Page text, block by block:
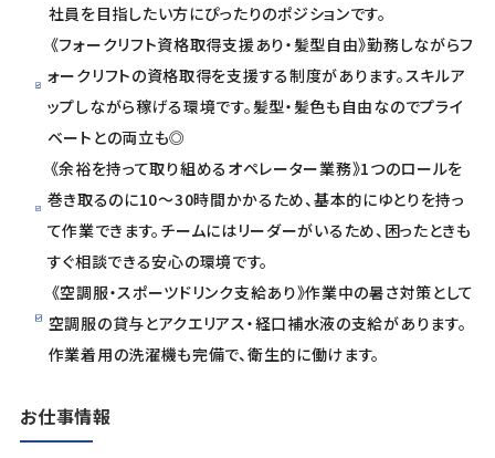
社員を目指したい方にぴったりのポジションです。
《フォークリフト資格取得支援あり・髪型自由》勤務しながらフ
ォークリフトの資格取得を支援する制度があります。スキルア
ップしながら稼げる環境です。髪型・髪色も自由なのでプライ
ベートとの両立も◎
《余裕を持って取り組めるオペレーター業務》1つのロールを
巻き取るのに10〜30時間かかるため、基本的にゆとりを持っ
て作業できます。チームにはリーダーがいるため、困ったときも
すぐ相談できる安心の環境です。
《空調服・スポーツドリンク支給あり》作業中の暑さ対策として
空調服の貸与とアクエリアス・経口補水液の支給があります。
作業着用の洗濯機も完備で、衛生的に働けます。
お仕事情報